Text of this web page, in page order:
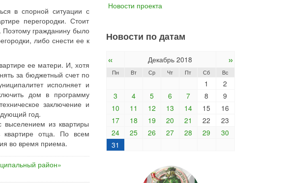
в спорной ситуации с
перегородки. Стоит
гражданину было
либо снести ее к
ее матери. И, хотя
за бюджетный счет по
исполняет и
дом в программу
заключение и
год.
из квартиры
квартире отца. По всем
во время приема.
район»
Новости проекта
Новости по датам
« Декабрь 2018 »
Пн Вт Ср Чт Пт Сб Вс
1
2
3
4 5 6 7 8
9
10
11 12 13 14 15
16
17
18 19 20 21 22
23
24
25 26 27 28 29
30
31